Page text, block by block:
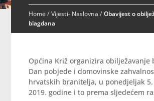
Home/Vijesti- Naslovna /Obavijest o
blagdana
Općina Križ organizira obilježavanje
Dan pobjede i domovinske
hrvatskih branitelja, u ponedjeljak 5.
2019. godine i to prema sljedećem